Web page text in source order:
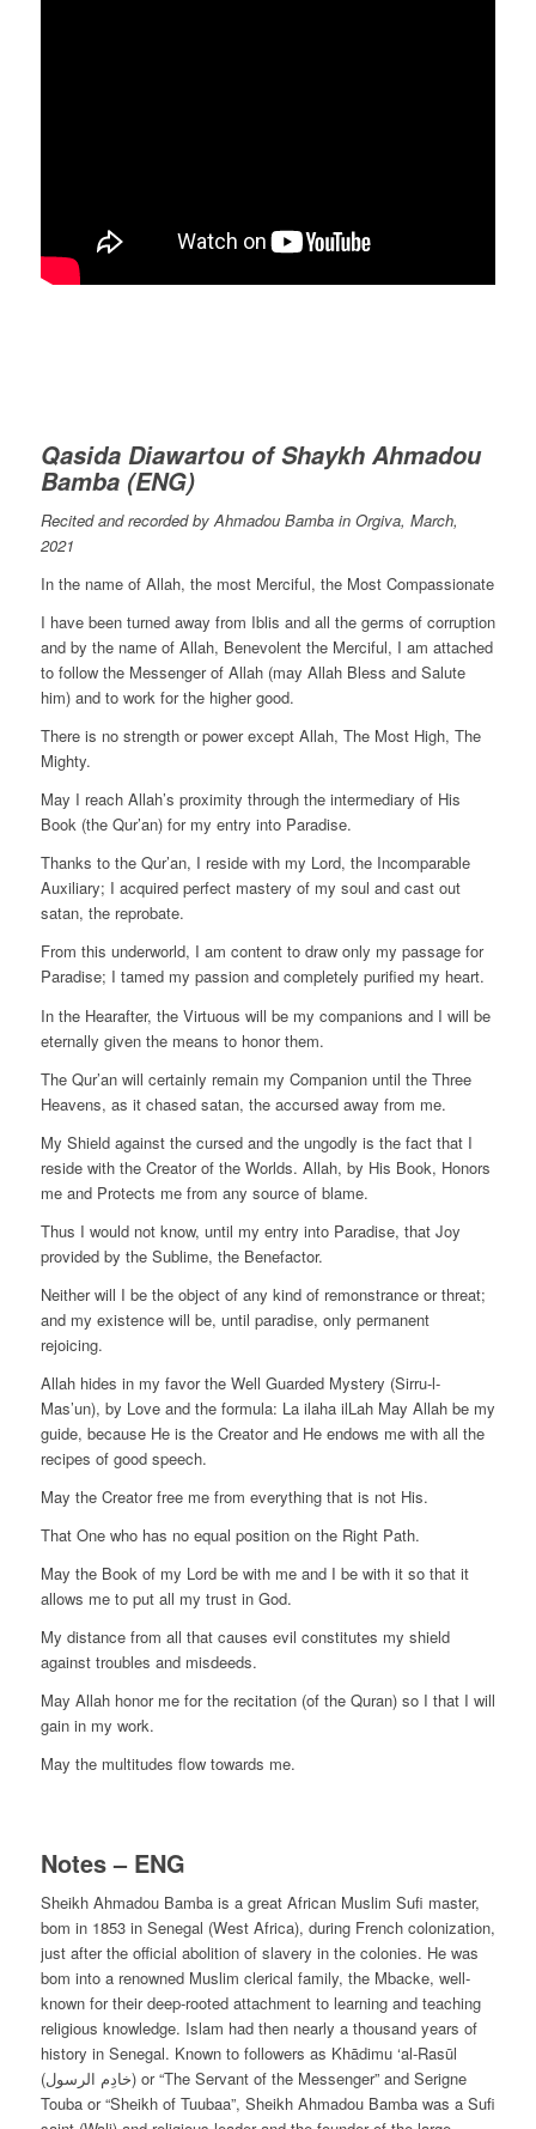
Qasida Diawartou of Shaykh Ahmadou
Bamba (ENG)
Recited and recorded by Ahmadou Bamba in Orgiva, March,
2021
In the name of Allah, the most Merciful, the Most Compassionate
I have been turned away from Iblis and all the germs of corruption
and by the name of Allah, Benevolent the Merciful, I am attached
to follow the Messenger of Allah (may Allah Bless and Salute
him) and to work for the higher good.
There is no strength or power except Allah, The Most High, The
Mighty.
May I reach Allah’s proximity through the intermediary of His
Book (the Qur’an) for my entry into Paradise.
Thanks to the Qur’an, I reside with my Lord, the Incomparable
Auxiliary; I acquired perfect mastery of my soul and cast out
satan, the reprobate.
From this underworld, I am content to draw only my passage for
Paradise; I tamed my passion and completely purified my heart.
In the Hearafter, the Virtuous will be my companions and I will be
eternally given the means to honor them.
The Qur’an will certainly remain my Companion until the Three
Heavens, as it chased satan, the accursed away from me.
My Shield against the cursed and the ungodly is the fact that I
reside with the Creator of the Worlds. Allah, by His Book, Honors
me and Protects me from any source of blame.
Thus I would not know, until my entry into Paradise, that Joy
provided by the Sublime, the Benefactor.
Neither will I be the object of any kind of remonstrance or threat;
and my existence will be, until paradise, only permanent
rejoicing.
Allah hides in my favor the Well Guarded Mystery (Sirru-l-
Mas’un), by Love and the formula: La ilaha ilLah May Allah be my
guide, because He is the Creator and He endows me with all the
recipes of good speech.
May the Creator free me from everything that is not His.
That One who has no equal position on the Right Path.
May the Book of my Lord be with me and I be with it so that it
allows me to put all my trust in God.
My distance from all that causes evil constitutes my shield
against troubles and misdeeds.
May Allah honor me for the recitation (of the Quran) so I that I will
gain in my work.
May the multitudes flow towards me.
Notes – ENG
Sheikh Ahmadou Bamba is a great African Muslim Sufi master,
bom in 1853 in Senegal (West Africa), during French colonization,
just after the official abolition of slavery in the colonies. He was
bom into a renowned Muslim clerical family, the Mbacke, well-
known for their deep-rooted attachment to learning and teaching
religious knowledge. Islam had then nearly a thousand years of
history in Senegal. Known to followers as Khādimu ‘al-Rasūl
(خادِم الرسول) or “The Servant of the Messenger” and Serigne
Touba or “Sheikh of Tuubaa”, Sheikh Ahmadou Bamba was a Sufi